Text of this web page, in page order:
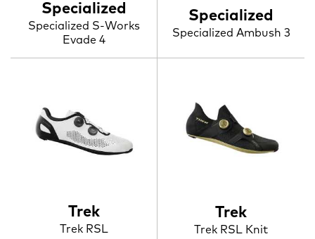
Specialized
Specialized S-Works
Evade 4
Specialized
Specialized Ambush 3
Trek
Trek RSL
Trek
Trek RSL Knit